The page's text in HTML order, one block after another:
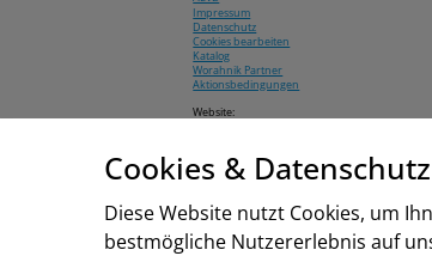
Impressum
Datenschutz
Cookies bearbeiten
Katalog
Worahnik Partner
Aktionsbedingungen
Website:
Cookies & Datenschutz
Diese Website nutzt Cookies, um
bestmögliche Nutzererlebnis auf